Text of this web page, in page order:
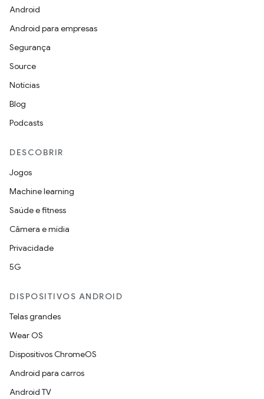
Android
Android para empresas
Segurança
Source
Notícias
Blog
Podcasts
DESCOBRIR
Jogos
Machine learning
Saúde e fitness
Câmera e mídia
Privacidade
5G
DISPOSITIVOS ANDROID
Telas grandes
Wear OS
Dispositivos ChromeOS
Android para carros
Android TV